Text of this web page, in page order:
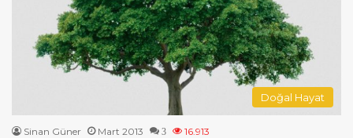
Doğal Hayat
Sinan Güner Mart 2013 3 16.913